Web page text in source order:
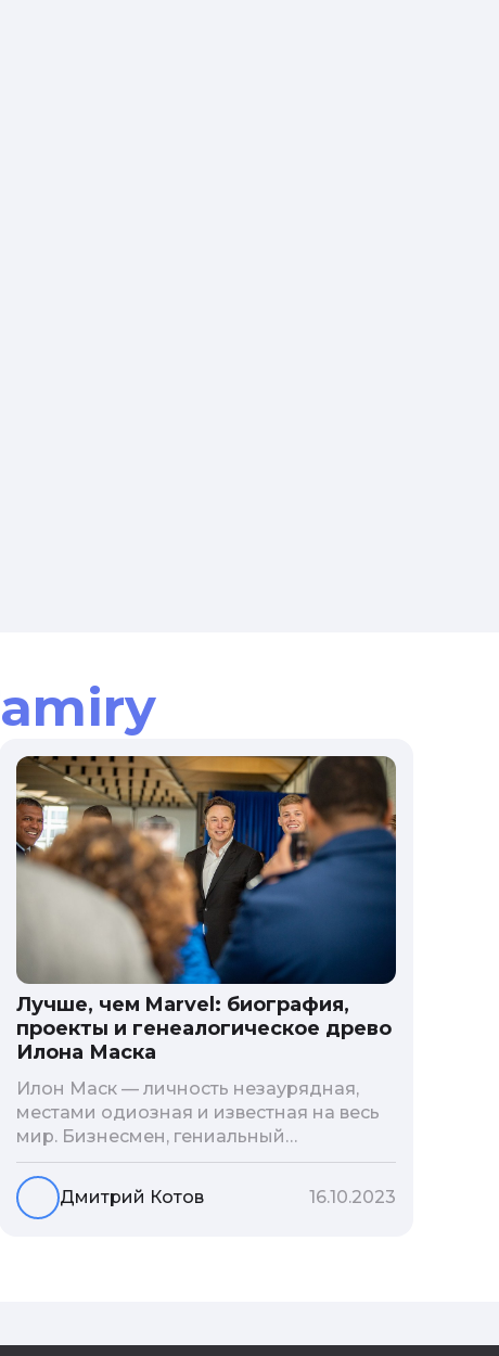
Лучше, чем Marvel: биография,
проекты и генеалогическое древо
Илона Маска
Илон Маск — личность незаурядная,
местами одиозная и известная на весь
мир. Бизнесмен, гениальный
изобретатель и миллиардер, живой
прообраз экранного Железного
человека — настоящий супергерой в
поделиться с читателями блога фактами
Дмитрий Котов 16.10.2023